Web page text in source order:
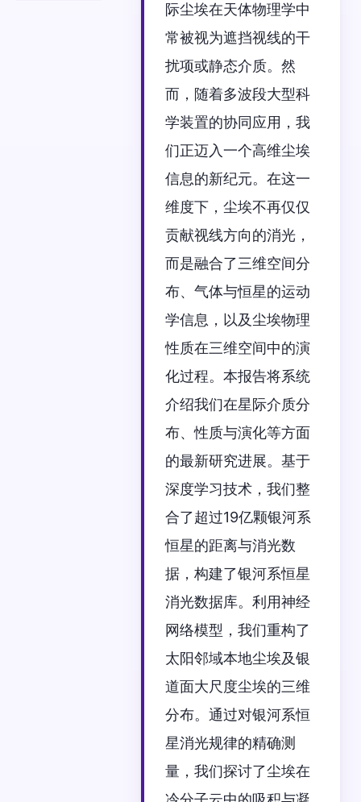
际尘埃在天体物理学中
常被视为遮挡视线的干
扰项或静态介质。然
而，随着多波段大型科
学装置的协同应用，我
们正迈入一个高维尘埃
信息的新纪元。在这一
维度下，尘埃不再仅仅
贡献视线方向的消光，
而是融合了三维空间分
布、气体与恒星的运动
学信息，以及尘埃物理
性质在三维空间中的演
化过程。本报告将系统
介绍我们在星际介质分
布、性质与演化等方面
的最新研究进展。基于
深度学习技术，我们整
合了超过19亿颗银河系
恒星的距离与消光数
据，构建了银河系恒星
消光数据库。利用神经
网络模型，我们重构了
太阳邻域本地尘埃及银
道面大尺度尘埃的三维
分布。通过对银河系恒
星消光规律的精确测
量，我们探讨了尘埃在